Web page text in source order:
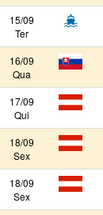
15/09
Ter
16/09
Qua
17/09
Qui
18/09
Sex
18/09
Sex